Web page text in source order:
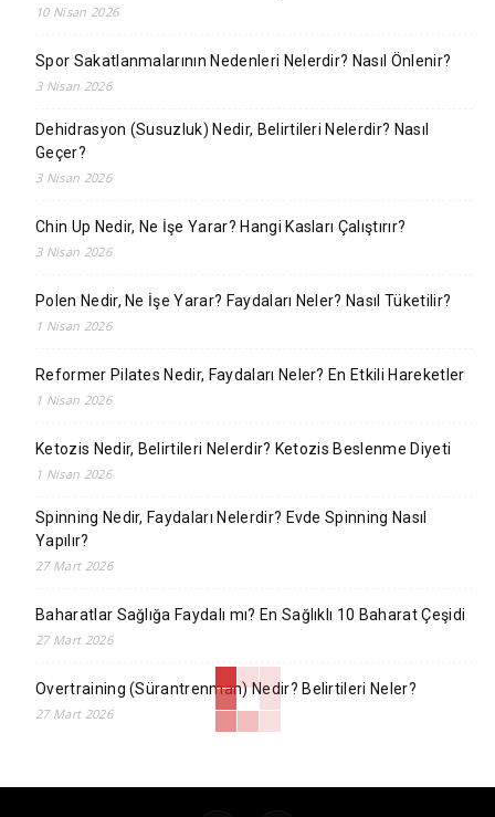
10 Nisan 2026
Spor Sakatlanmalarının Nedenleri Nelerdir? Nasıl Önlenir?
3 Nisan 2026
Dehidrasyon (Susuzluk) Nedir, Belirtileri Nelerdir? Nasıl
Geçer?
3 Nisan 2026
Chin Up Nedir, Ne İşe Yarar? Hangi Kasları Çalıştırır?
3 Nisan 2026
Polen Nedir, Ne İşe Yarar? Faydaları Neler? Nasıl Tüketilir?
1 Nisan 2026
Reformer Pilates Nedir, Faydaları Neler? En Etkili Hareketler
1 Nisan 2026
Ketozis Nedir, Belirtileri Nelerdir? Ketozis Beslenme Diyeti
1 Nisan 2026
Spinning Nedir, Faydaları Nelerdir? Evde Spinning Nasıl
Yapılır?
27 Mart 2026
Baharatlar Sağlığa Faydalı mı? En Sağlıklı 10 Baharat Çeşidi
27 Mart 2026
Overtraining (Sürantrenman) Nedir? Belirtileri Neler?
27 Mart 2026